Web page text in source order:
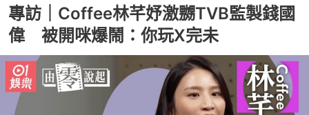
專訪｜Coffee林芊妤激嬲TVB監製錢國
偉 被開咪爆鬧：你玩X完未